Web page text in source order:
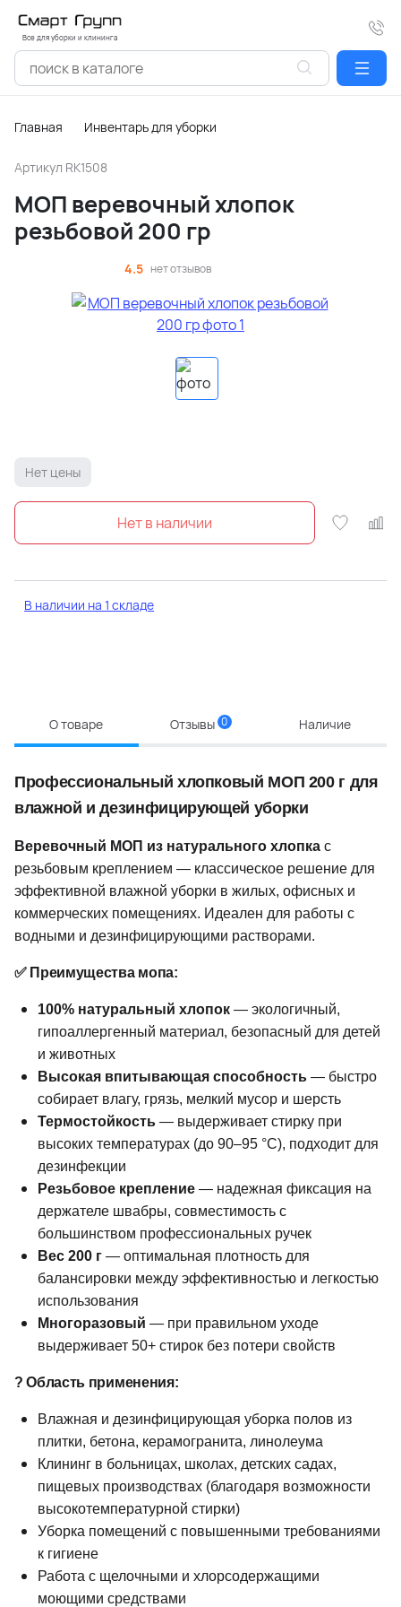
Все для уборки и клининга
Главная Инвентарь для уборки
Артикул RK1508
МОП веревочный хлопок
резьбовой 200 гр
4.5 нет отзывов
Нет цены
В наличии на 1 складе
О товаре Отзывы 0 Наличие
Профессиональный хлопковый МОП 200 г для
влажной и дезинфицирующей уборки
Веревочный МОП из натурального хлопка с
резьбовым креплением — классическое решение для
эффективной влажной уборки в жилых, офисных и
коммерческих помещениях. Идеален для работы с
водными и дезинфицирующими растворами.
✅ Преимущества мопа:
100% натуральный хлопок — экологичный,
гипоаллергенный материал, безопасный для детей
и животных
Высокая впитывающая способность — быстро
собирает влагу, грязь, мелкий мусор и шерсть
Термостойкость — выдерживает стирку при
высоких температурах (до 90–95 °C), подходит для
дезинфекции
Резьбовое крепление — надежная фиксация на
держателе швабры, совместимость с
большинством профессиональных ручек
Вес 200 г — оптимальная плотность для
балансировки между эффективностью и легкостью
использования
Многоразовый — при правильном уходе
выдерживает 50+ стирок без потери свойств
? Область применения:
Влажная и дезинфицирующая уборка полов из
плитки, бетона, керамогранита, линолеума
Клининг в больницах, школах, детских садах,
пищевых производствах (благодаря возможности
высокотемпературной стирки)
Уборка помещений с повышенными требованиями
к гигиене
Работа с щелочными и хлорсодержащими
моющими средствами